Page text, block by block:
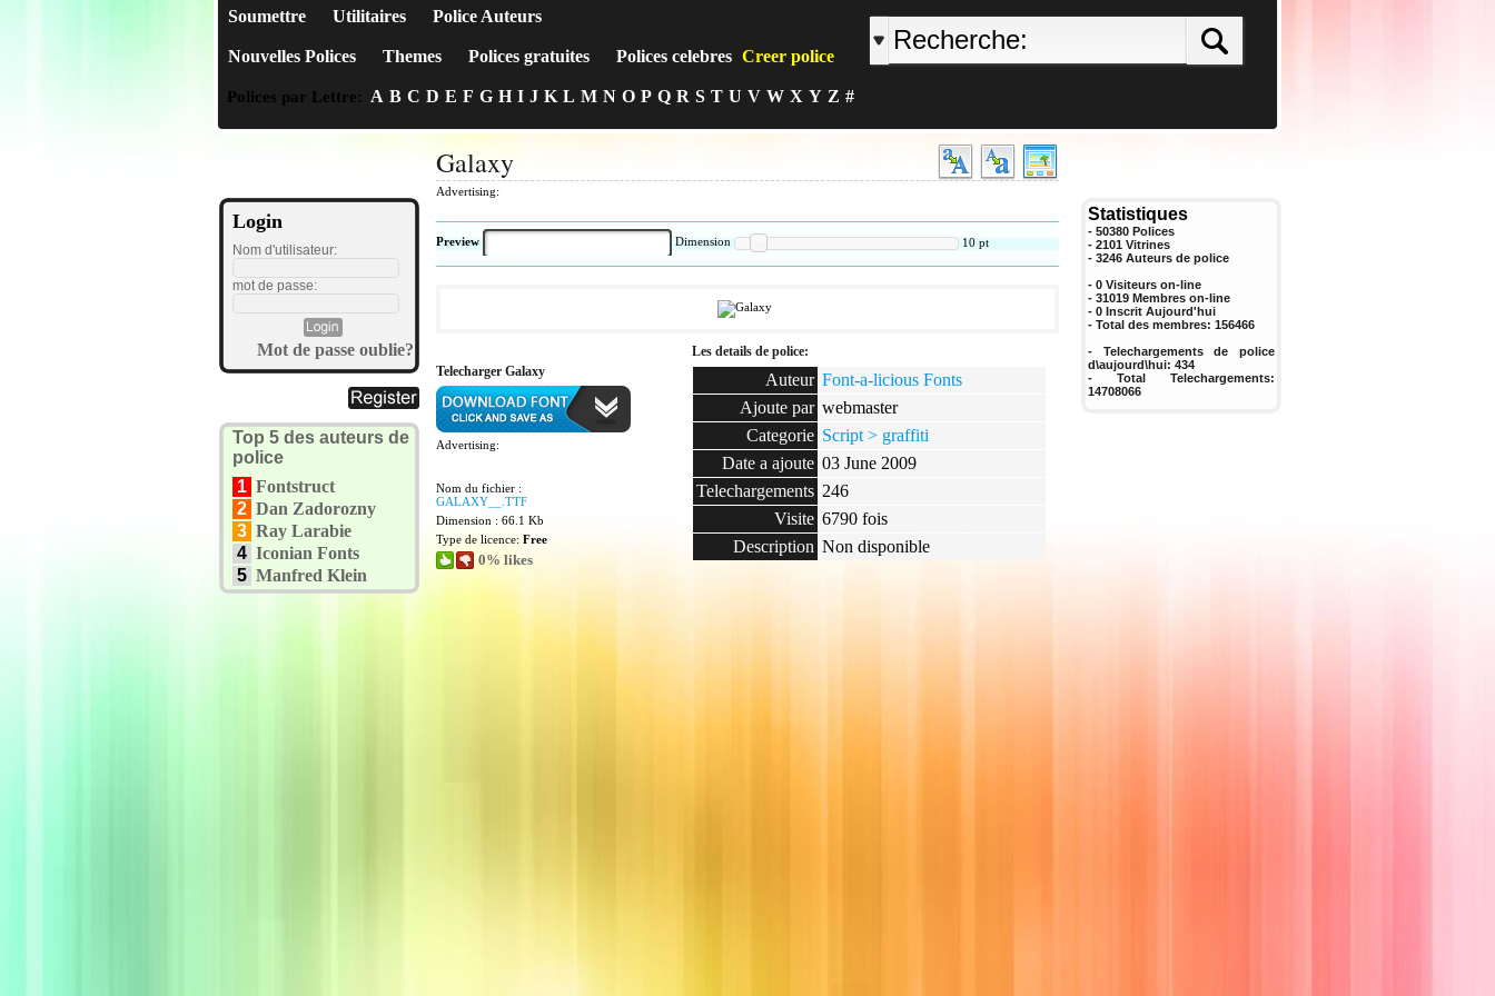
Soumettre Utilitaires Police Auteurs
Nouvelles Polices Themes Polices gratuites Polices celebres Creer police
Polices par Lettre: A B C D E F G H I J K L M N O P Q R S T U V W X Y Z #
Login
Nom d'utilisateur:
mot de passe:
Mot de passe oublie?
Top 5 des auteurs de
police
1 Fontstruct
2 Dan Zadorozny
3 Ray Larabie
4 Iconian Fonts
5 Manfred Klein
Galaxy
Advertising:
Preview Dimension 10 pt
Telecharger Galaxy
Advertising:
Nom du fichier :
GALAXY__.TTF
Dimension : 66.1 Kb
Type de licence: Free
0% likes
Les details de police:
Auteur Font-a-licious Fonts
Ajoute par webmaster
Categorie Script > graffiti
Date a ajoute 03 June 2009
Telechargements 246
Visite 6790 fois
Description Non disponible
Statistiques
- 50380 Polices
- 2101 Vitrines
- 3246 Auteurs de police
- 0 Visiteurs on-line
- 31019 Membres on-line
- 0 Inscrit Aujourd'hui
- Total des membres: 156466
- Telechargements de police
d\aujourd\hui: 434
- Total Telechargements:
14708066